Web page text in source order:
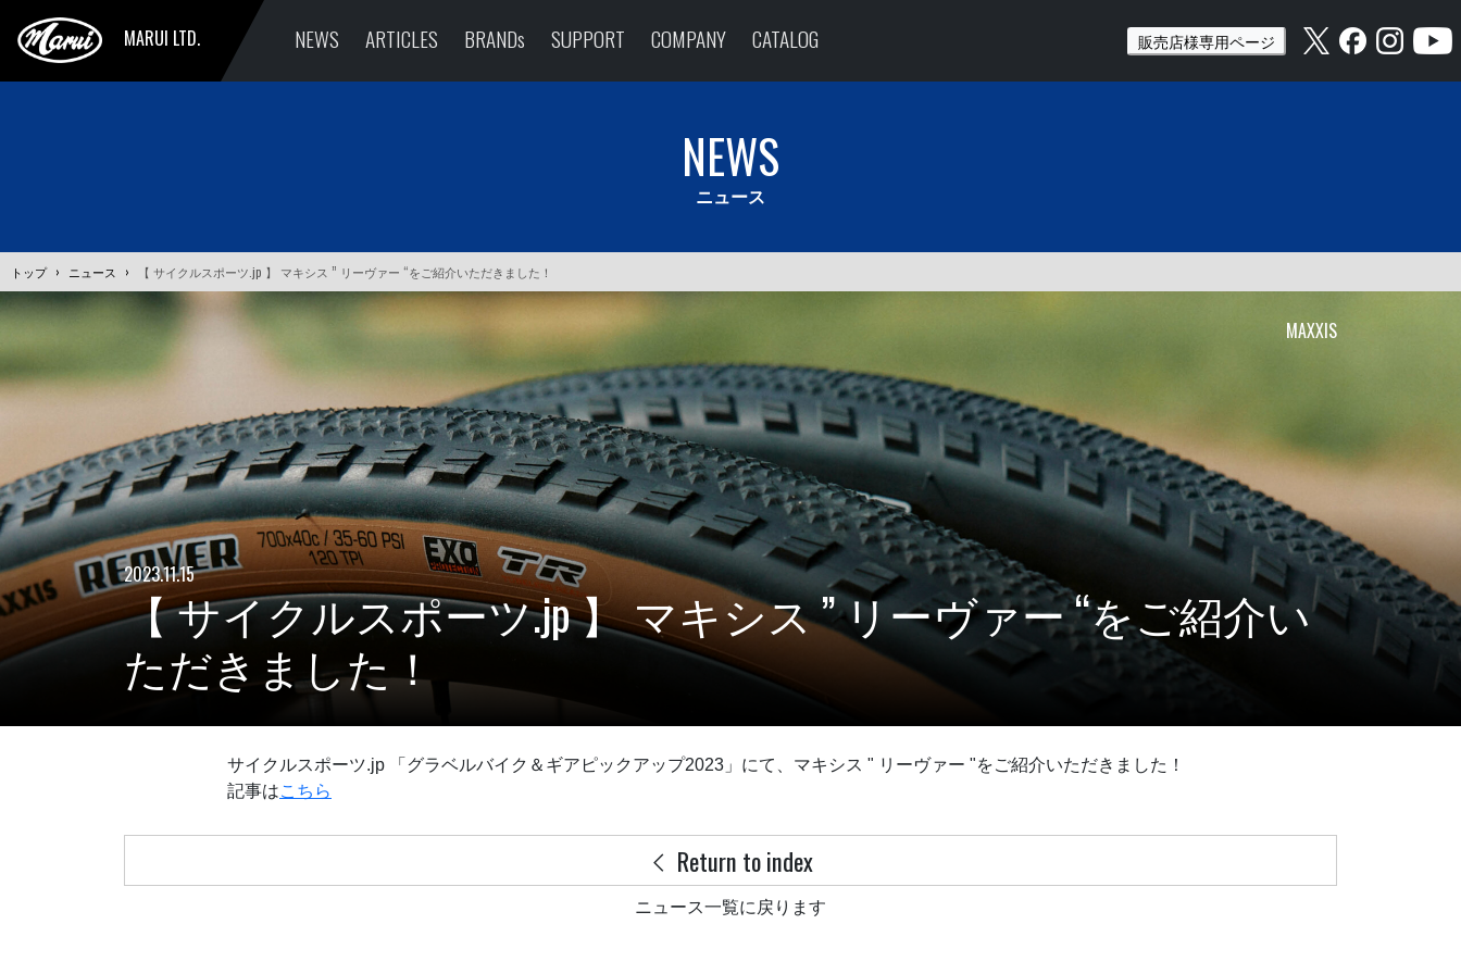
MARUI LTD. NEWS ARTICLES BRANDs SUPPORT COMPANY CATALOG 販売店様専用ページ
NEWS
ニュース
トップ › ニュース › 【 サイクルスポーツ.jp 】 マキシス ” リーヴァー “をご紹介いただきました！
MAXXIS
2023.11.15
【 サイクルスポーツ.jp 】 マキシス ” リーヴァー “をご紹介い
ただきました！
サイクルスポーツ.jp 「グラベルバイク＆ギアピックアップ2023」にて、マキシス " リーヴァー "をご紹介いただきました！
記事はこちら
Return to index
ニュース一覧に戻ります